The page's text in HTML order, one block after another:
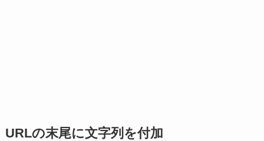
URLの末尾に文字列を付加